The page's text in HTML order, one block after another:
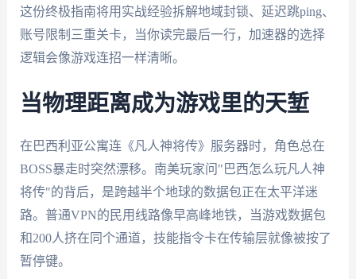
这份终极指南将用实战经验拆解地域封锁、延迟跳ping、
账号限制三重关卡，当你读完最后一行，加速器的选择
逻辑会像游戏连招一样清晰。
当物理距离成为游戏里的天堑
在巴西利亚公寓连《凡人神将传》服务器时，角色总在
BOSS暴走时突然漂移。南美玩家问"巴西怎么玩凡人神
将传"的背后，是跨越半个地球的数据包正在太平洋迷
路。普通VPN的民用线路像早高峰地铁，当游戏数据包
和200人挤在同个通道，技能指令卡在传输层就像被按了
暂停键。